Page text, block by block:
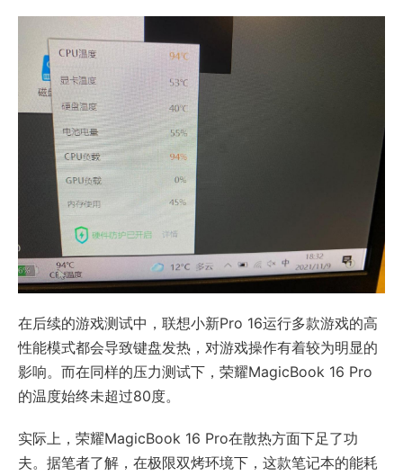
在后续的游戏测试中，联想小新Pro 16运行多款游戏的高
性能模式都会导致键盘发热，对游戏操作有着较为明显的
影响。而在同样的压力测试下，荣耀MagicBook 16 Pro
的温度始终未超过80度。
实际上，荣耀MagicBook 16 Pro在散热方面下足了功
夫。据笔者了解，在极限双烤环境下，这款笔记本的能耗